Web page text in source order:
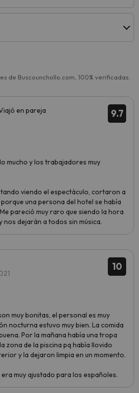
de Buscounchollo.com, 100% verificadas.
9.7
en pareja
mucho y los trabajadores muy
viendo el espectáculo, cortaron a
una persona del hotel se había
pareció muy raro que siendo la hora
nos dejarán a todos sin música.
10
muy bonitas, el personal es muy
nocturna estuvo muy bien. La comida
Por la mañana había una tropa
zona de la piscina pq había llovido
y la dejaron limpia en un momento.
muy ajustado para los españoles.